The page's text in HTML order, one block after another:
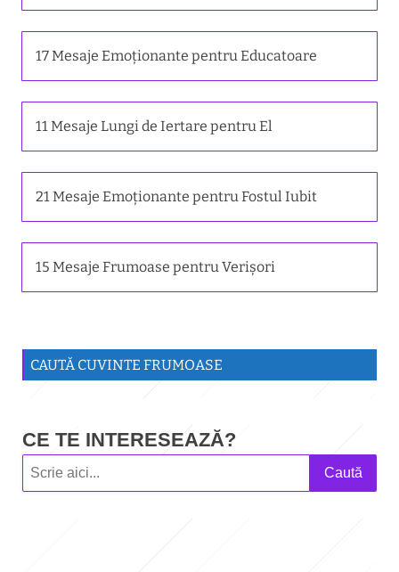
17 Mesaje Emoționante pentru Educatoare
11 Mesaje Lungi de Iertare pentru El
21 Mesaje Emoționante pentru Fostul Iubit
15 Mesaje Frumoase pentru Verișori
CAUTĂ CUVINTE FRUMOASE
CE TE INTERESEAZĂ?
Caută